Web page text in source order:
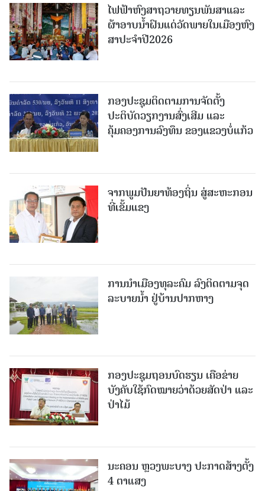
ໄຟຟ້າຫົງສາຖວາຍທຽນພັນສາແລະ
ຜ້າອາບນໍ້າຝົນແດ່ວັດພາຍໃນເມືອງຫົງ
ສາປະຈໍາປີ2026
ກອງປະຊຸມຕິດຕາມການຈັດຕັ້ງ
ປະຕິບັດວຽກງານສົ່ງເສີມ ແລະ
ຄຸ້ມຄອງການລົງທຶນ ຂອງແຂວງບໍ່ແກ້ວ
ຈາກພູມປັນຍາທ້ອງຖິ່ນ ສູ່ສະຫະກອນ
ທີ່ເຂັ້ມແຂງ
ການນໍາເມືອງທຸລະຄົມ ລົງຕິດຕາມຈຸດ
ລະບາຍນໍ້າ ຢູ່ບ້ານປາກຫາງ
ກອງປະຊຸມຖອນບົດຮຽນ ເຄືອຂ່າຍ
ບັງຄັບໃຊ້ກົດໝາຍວ່າດ້ວຍສັດປ່າ ແລະ
ປ່າໄມ້
ນະຄອນ ຫຼວງພະບາງ ປະ​ກາດ​ສ້າງ​ຕັ້ງ
4 ຕາແສງ